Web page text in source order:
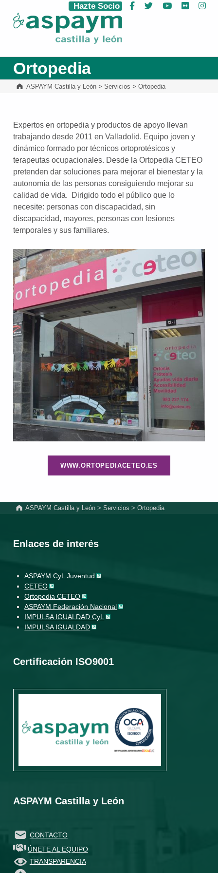
ASPAYM Castilla y León
Hazte Socio Facebook
Twitter YouTube
Flickr
Ortopedia
ASPAYM Castilla y León> Servicios > Ortopedia
Expertos en ortopedia y productos de apoyo llevan
trabajando desde 2011 en Valladolid. Equipo joven y
dinámico formado por técnicos ortoprotésicos y
terapeutas ocupacionales. Desde la Ortopedia CETEO
pretenden dar soluciones para mejorar el bienestar y la
autonomía de las personas consiguiendo mejorar su
calidad de vida. Dirigido todo el público que lo
necesite: personas con discapacidad, sin
discapacidad, mayores, personas con lesiones
temporales y sus familiares.
WWW.ORTOPEDIACETEO.ES
ASPAYM Castilla y León >Servicios >Ortopedia
Enlaces de interés
ASPAYM CyL Juventud
CETEO
Ortopedia CETEO
ASPAYM Federación Nacional
IMPULSA IGUALDAD CyL
IMPULSA IGUALDAD
Certificación ISO9001
ASPAYM Castilla y León
CONTACTO
ÚNETE AL EQUIPO
TRANSPARENCIA